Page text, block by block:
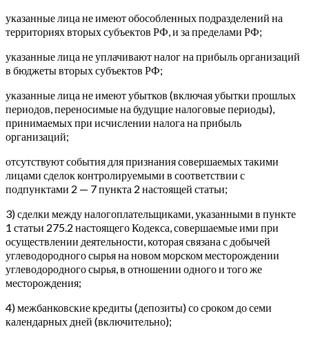
указанные лица не имеют обособленных подразделений на
территориях вторых субъектов РФ, и за пределами РФ;
указанные лица не уплачивают налог на прибыль организаций
в бюджеты вторых субъектов РФ;
указанные лица не имеют убытков (включая убытки прошлых
периодов, переносимые на будущие налоговые периоды),
принимаемых при исчислении налога на прибыль
организаций;
отсутствуют события для признания совершаемых такими
лицами сделок контролируемыми в соответствии с
подпунктами 2 — 7 пункта 2 настоящей статьи;
3) сделки между налогоплательщиками, указанными в пункте
1 статьи 275.2 настоящего Кодекса, совершаемые ими при
осуществлении деятельности, которая связана с добычей
углеводородного сырья на новом морском месторождении
углеводородного сырья, в отношении одного и того же
месторождения;
4) межбанковские кредиты (депозиты) со сроком до семи
календарных дней (включительно);